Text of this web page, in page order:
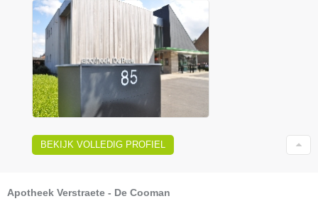
BEKIJK VOLLEDIG PROFIEL
Apotheek Verstraete - De Cooman